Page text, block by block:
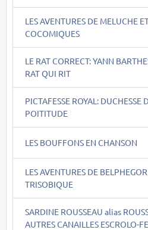
LES AVENTURES DE MELUCHE
COCOMIQUES
LE RAT CORRECT: YANN
RAT QUI RIT
PICTAFESSE ROYAL: DUCHESSE
POITITUDE
LES BOUFFONS EN CHANSON
LES AVENTURES DE
TRISOBIQUE
SARDINE ROUSSEAU alias
AUTRES CANAILLES ESCROLO-